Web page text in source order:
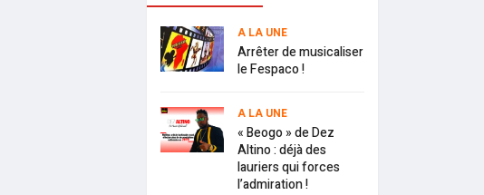
A LA UNE
Arrêter de musicaliser
le Fespaco !
A LA UNE
« Beogo » de Dez
Altino : déjà des
lauriers qui forces
l’admiration !